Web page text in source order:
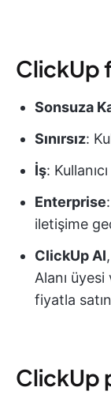
ClickUp
Sonsuza
Sınırsız:
İş:
Enterprise
iletişime
ClickUp AI
Alanı
fiyatla
ClickUp